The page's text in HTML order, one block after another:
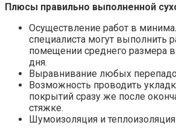
Плюсы правильно выполненной
Осуществление работ в
специалиста могут выполнить
помещении среднего размера в
дня.
Выравнивание любых
Возможность проводить
покрытий сразу же после
стяжке.
Шумоизоляция и